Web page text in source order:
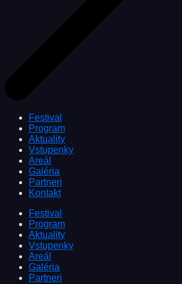
Festival
Program
Aktuality
Vstupenky
Areál
Galéria
Partneri
Kontakt
Festival
Program
Aktuality
Vstupenky
Areál
Galéria
Partneri